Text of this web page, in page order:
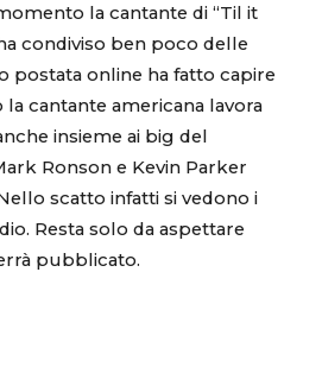
la cantante di “Til it
condiviso ben poco delle
postata online ha fatto capire
la cantante americana lavora
insieme ai big del
Ronson e Kevin Parker
scatto infatti si vedono i
Resta solo da aspettare
pubblicato.